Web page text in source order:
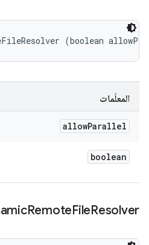
(boolean
المعلَمات
allowParallel
boolean
RemoteFileResolver